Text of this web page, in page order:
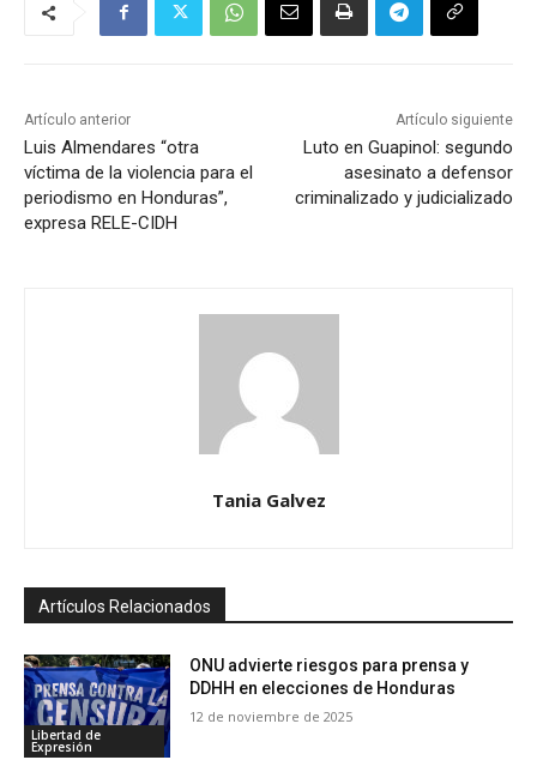
Artículo anterior
Luis Almendares “otra
víctima de la violencia para el
periodismo en Honduras”,
expresa RELE-CIDH
Artículo siguiente
Luto en Guapinol: segundo
asesinato a defensor
criminalizado y judicializado
Tania Galvez
Artículos Relacionados
Libertad de
Expresión
ONU advierte riesgos para prensa y
DDHH en elecciones de Honduras
12 de noviembre de 2025